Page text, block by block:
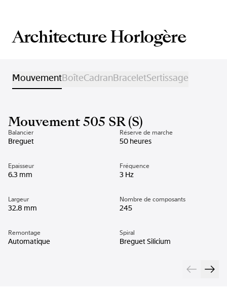
Architecture Horlogère
MouvementBoîteCadranBraceletSertissage
Mouvement 505 SR (S)
Balancier
Breguet
Réserve de marche
50 heures
Epaisseur
6.3 mm
Fréquence
3 Hz
Largeur
32.8 mm
Nombre de composants
245
Remontage
Automatique
Spiral
Breguet Silicium